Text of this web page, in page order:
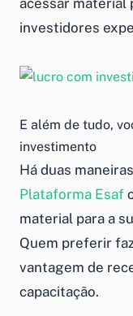
acessar material
investidores
E além de tudo,
investimento
Há duas
Plataforma Esaf
material para a
Quem preferir
vantagem de
capacitação.